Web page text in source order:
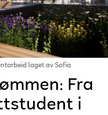
laget av Sofia
Fra
i